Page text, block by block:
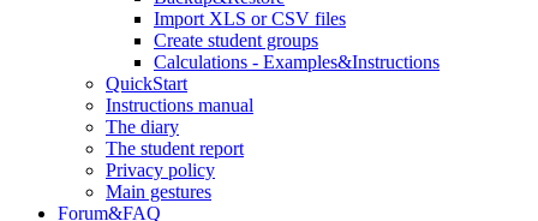
Import XLS or CSV files
Create student groups
Calculations - Examples&Instructions
QuickStart
Instructions manual
The diary
The student report
Privacy policy
Main gestures
Forum&FAQ